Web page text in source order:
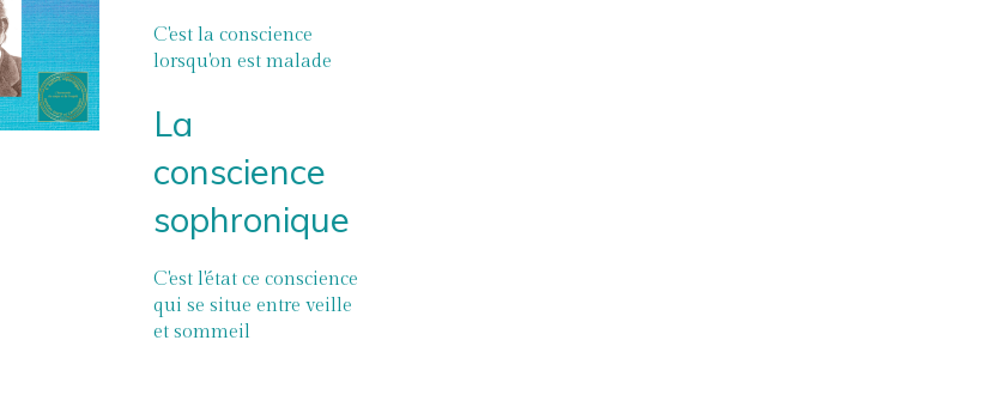
C'est la conscience
lorsqu'on est malade
La
conscience
sophronique
C'est l'état ce conscience
qui se situe entre veille
et sommeil